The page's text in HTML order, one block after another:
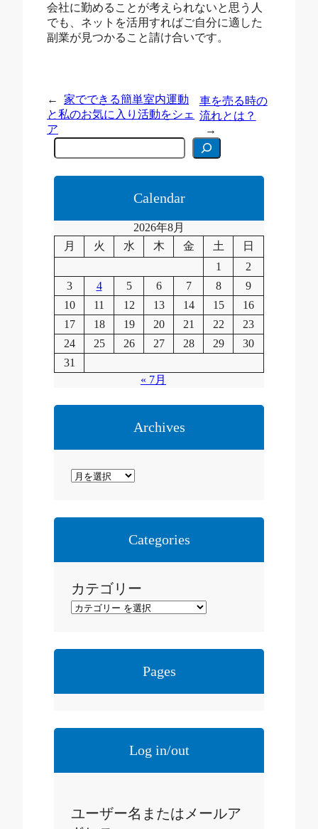
会社に勤めることが考えられないと思う人
でも、ネットを活用すればご自分に適した
副業が見つかること請け合いです。
←
家でできる簡単室内運動
と私のお気に入り活動をシェ
ア
車を売る時の
流れとは？
→
C
e
c
Calendar
2026年8月
月
火 水 木 金 土
日
1
2
3
4 5 6 7 8
9
10
11 12 13 14 15
16
17
18 19 20 21 22
23
24
25 26 27 28 29
30
31
« 7月
Archives
ア
カ
Categories
カテゴリー
Pages
Log in/out
ユーザー名またはメールア